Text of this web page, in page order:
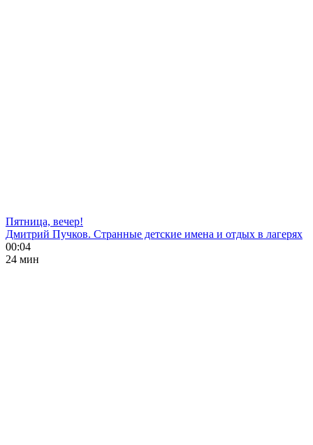
Пятница, вечер!
Дмитрий Пучков. Странные детские имена и отдых в лагерях
00:04
24 мин